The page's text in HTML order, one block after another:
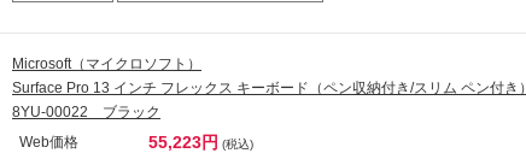
Microsoft（マイクロソフト）
Surface Pro 13 インチ フレックス キーボード（ペン収納付き/スリム ペン付き）
8YU-00022 ブラック
Web価格
55,223円 (税込)